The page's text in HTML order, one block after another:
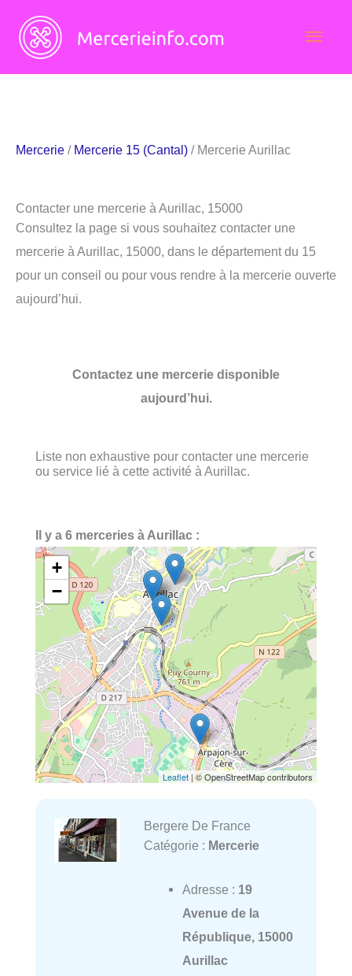
contenu
Mercerie / Mercerie 15 (Cantal) / Mercerie Aurillac
Contacter une mercerie à Aurillac, 15000
Consultez la page si vous souhaitez contacter une
mercerie à Aurillac, 15000, dans le département du 15
pour un conseil ou pour vous rendre à la mercerie ouverte
aujourd’hui.
Contactez une mercerie disponible
aujourd’hui.
Liste non exhaustive pour contacter une mercerie
ou service lié à cette activité à Aurillac.
Il y a 6 merceries à Aurillac :
+
−
Leaflet | © OpenStreetMap contributors
Bergere De France
Catégorie : Mercerie
Adresse : 19
Avenue de la
République, 15000
Aurillac